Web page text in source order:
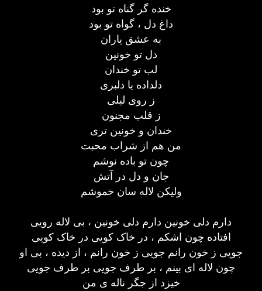
خنده گر گناه تو بود
داغ دل ، گواه تو بود
به عشق یاران
دل تو خونین
لب تو خندان
دلداده یا دلبری
ز روی لیلی
ز قلب مجنون
خندان و خونین تری
من هم از شراب محبت
چون تو باده نوشم
جان و دل در آتش
ولیکن لاله سان خموشم
دارم دلی خونین دارم دلی خونین ، بی لاله رویی
افتاده چون اشکم ، در خاک کویی در خاک کویی
جویی ز خون رانم جویی ز خون رانم ، از دیده ، بی او
چون لاله ای بینم ، بر طرف جویی بر طرف جویی
خیزد از جگر ناله ی من